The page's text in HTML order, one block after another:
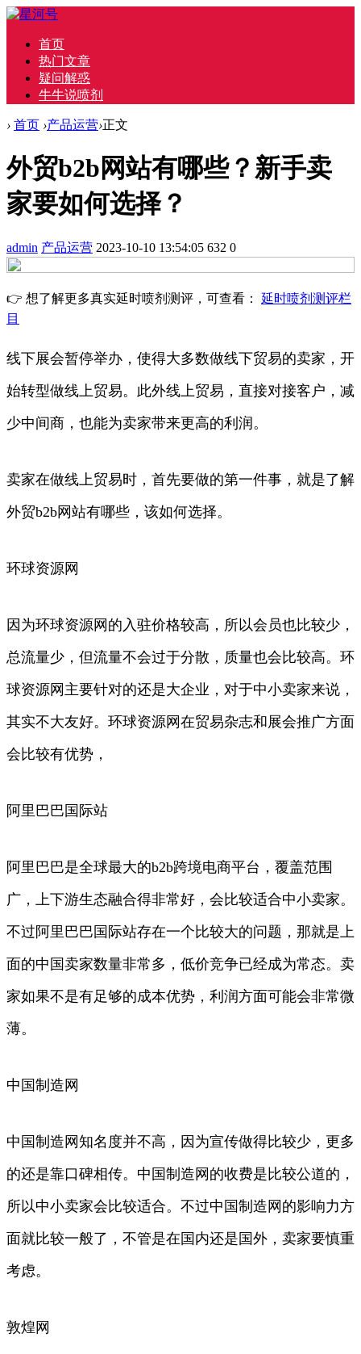
首页
热门文章
疑问解惑
牛牛说喷剂
› 首页 ›产品运营›正文
外贸b2b网站有哪些？新手卖
家要如何选择？
admin 产品运营 2023-10-10 13:54:05 632 0
👉 想了解更多真实延时喷剂测评，可查看： 延时喷剂测评栏
目
线下展会暂停举办，使得大多数做线下贸易的卖家，开
始转型做线上贸易。此外线上贸易，直接对接客户，减
少中间商，也能为卖家带来更高的利润。
卖家在做线上贸易时，首先要做的第一件事，就是了解
外贸b2b网站有哪些，该如何选择。
环球资源网
因为环球资源网的入驻价格较高，所以会员也比较少，
总流量少，但流量不会过于分散，质量也会比较高。环
球资源网主要针对的还是大企业，对于中小卖家来说，
其实不大友好。环球资源网在贸易杂志和展会推广方面
会比较有优势，
阿里巴巴国际站
阿里巴巴是全球最大的b2b跨境电商平台，覆盖范围
广，上下游生态融合得非常好，会比较适合中小卖家。
不过阿里巴巴国际站存在一个比较大的问题，那就是上
面的中国卖家数量非常多，低价竞争已经成为常态。卖
家如果不是有足够的成本优势，利润方面可能会非常微
薄。
中国制造网
中国制造网知名度并不高，因为宣传做得比较少，更多
的还是靠口碑相传。中国制造网的收费是比较公道的，
所以中小卖家会比较适合。不过中国制造网的影响力方
面就比较一般了，不管是在国内还是国外，卖家要慎重
考虑。
敦煌网